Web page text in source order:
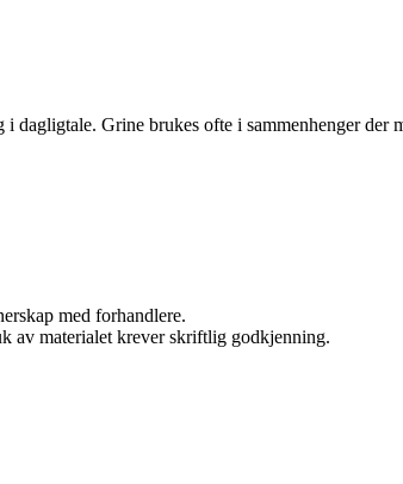
Grine brukes ofte i sammenhenger der
med forhandlere.
av materialet krever skriftlig godkjenning.